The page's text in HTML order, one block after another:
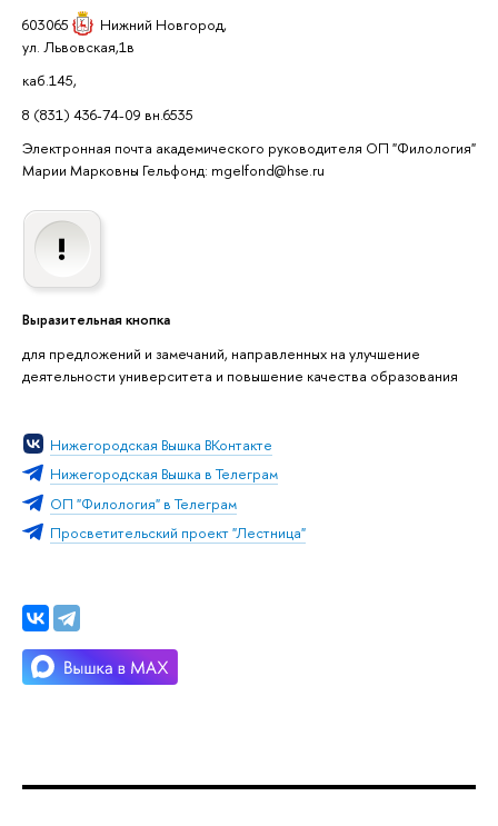
603065 Нижний Новгород,
ул. Львовская,1в
каб.145,
8 (831) 436-74-09 вн.6535
Электронная почта академического руководителя ОП "Филология"
Марии Марковны Гельфонд: mgelfond@hse.ru
Выразительная кнопка
для предложений и замечаний, направленных на улучшение
деятельности университета и повышение качества образования
Нижегородская Вышка ВКонтакте
Нижегородская Вышка в Телеграм
ОП "Филология" в Телеграм
Просветительский проект "Лестница"